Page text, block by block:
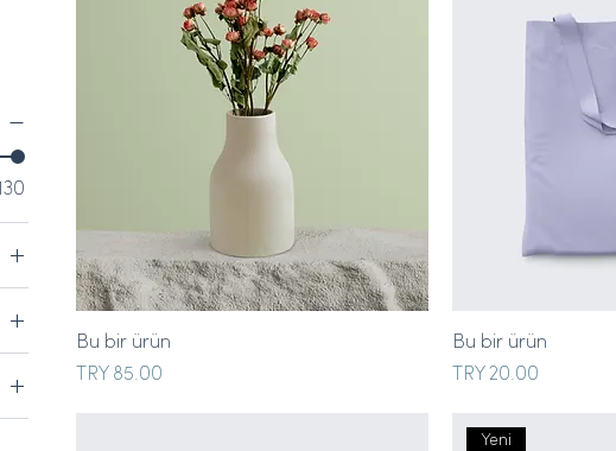
Bu bir ürün
Price
TRY 85.00
Bu bir ürün
Price
TRY 20.00
Yeni